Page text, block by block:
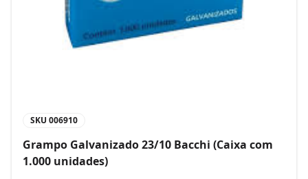
SKU 006910
Grampo Galvanizado 23/10 Bacchi (Caixa com
1.000 unidades)